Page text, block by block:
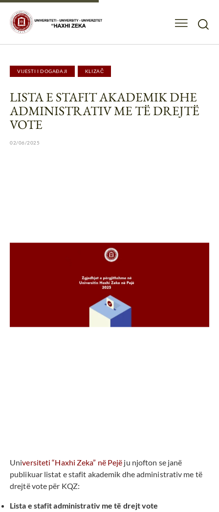
VIJESTI I DOGAĐAJI KLIZAČ
LISTA E STAFIT AKADEMIK DHE
ADMINISTRATIV ME TË DREJTË
VOTE
02/06/2025
Universiteti “Haxhi Zeka” në Pejë ju njofton se janë
publikuar listat e stafit akademik dhe administrativ me të
drejtë vote për KQZ:
Lista e stafit administrativ me të drejt vote